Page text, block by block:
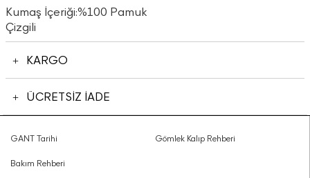
Kumaş İçeriği:%100 Pamuk
Çizgili
KARGO
ÜCRETSİZ İADE
GANT Tarihi Gömlek Kalıp Rehberi
Bakım Rehberi